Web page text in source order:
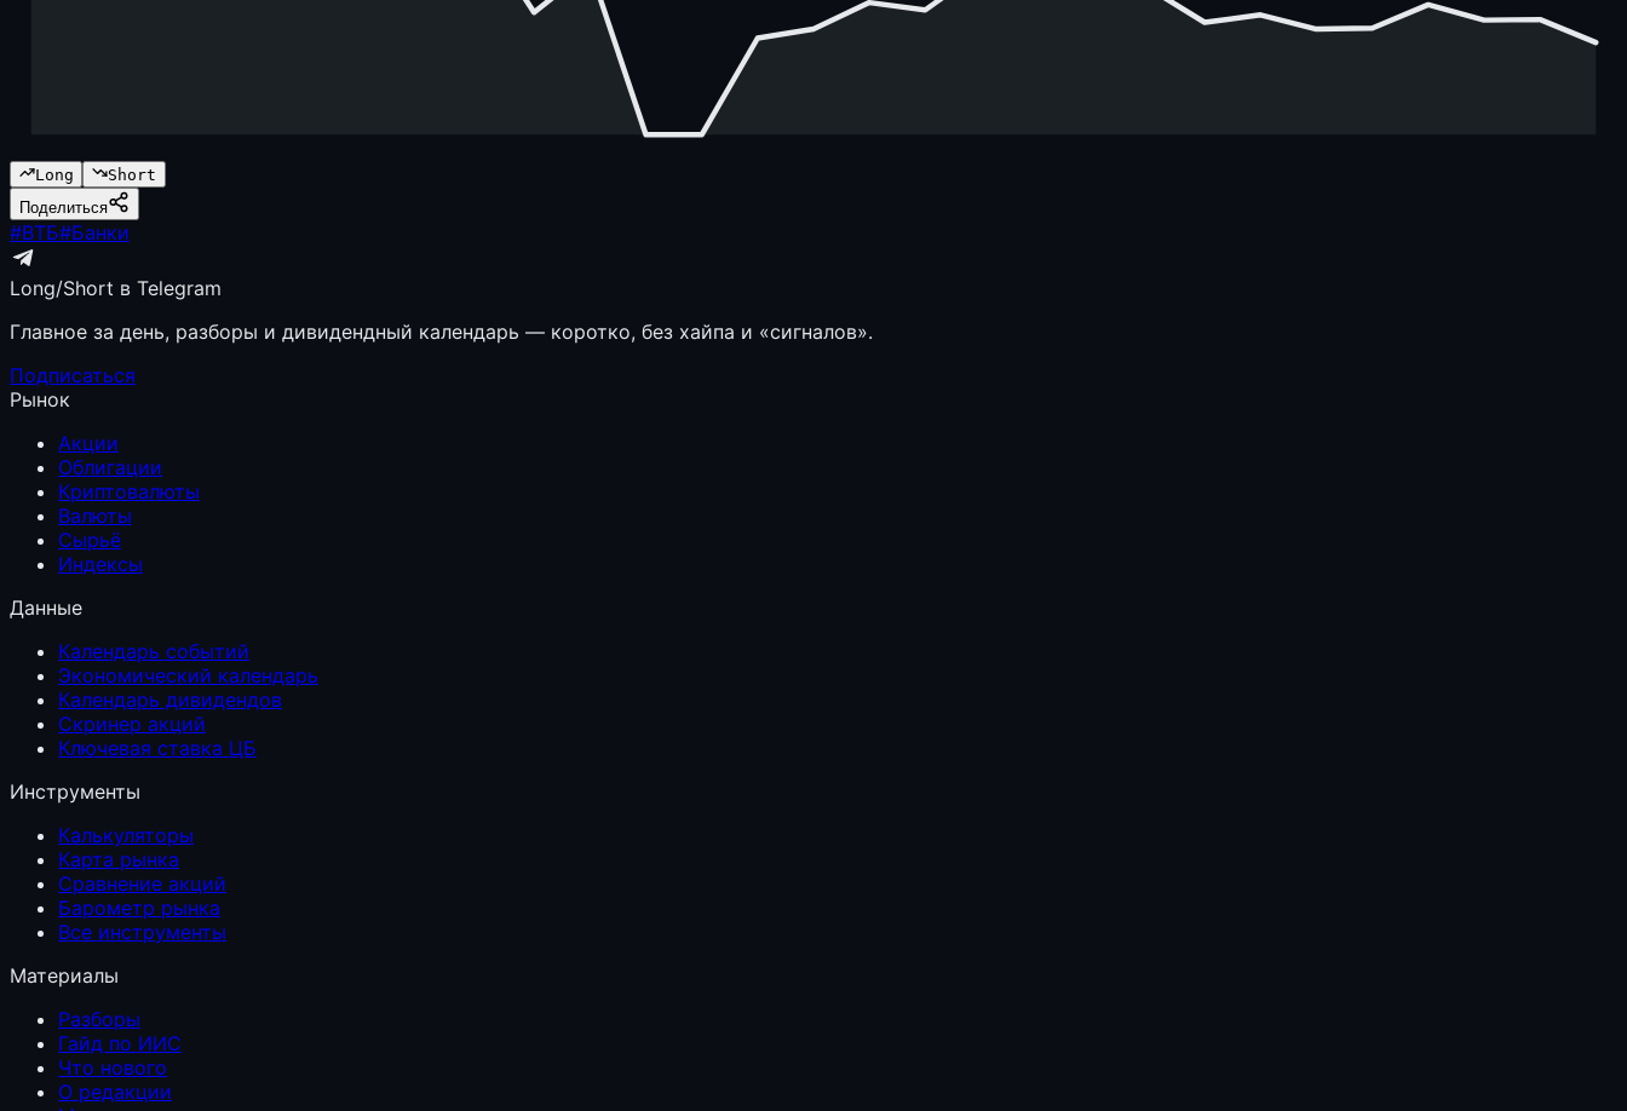
Long
Short
Поделиться
#ВТБ#Банки
Long/Short в Telegram
Главное за день, разборы и дивидендный календарь — коротко, без хайпа и «сигналов».
Подписаться
Рынок
Акции
Облигации
Криптовалюты
Валюты
Сырьё
Индексы
Данные
Календарь событий
Экономический календарь
Календарь дивидендов
Скринер акций
Ключевая ставка ЦБ
Инструменты
Калькуляторы
Карта рынка
Сравнение акций
Барометр рынка
Все инструменты
Материалы
Разборы
Гайд по ИИС
Что нового
О редакции